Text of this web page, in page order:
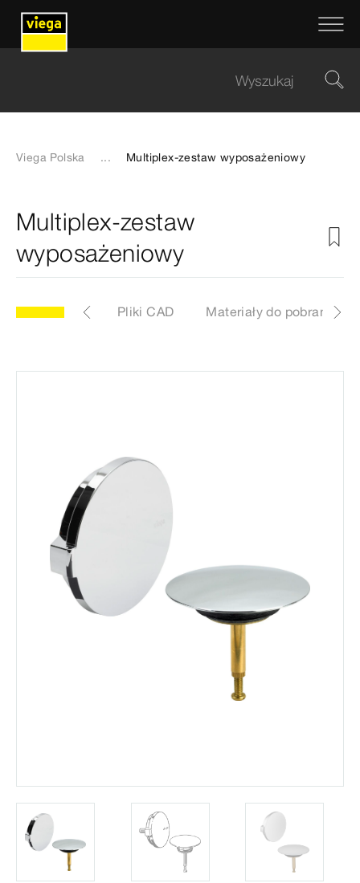
Viega Polska ... Multiplex-zestaw wyposażeniowy
Multiplex-zestaw
wyposażeniowy
Etykiety Pliki CAD Materiały do pobrania